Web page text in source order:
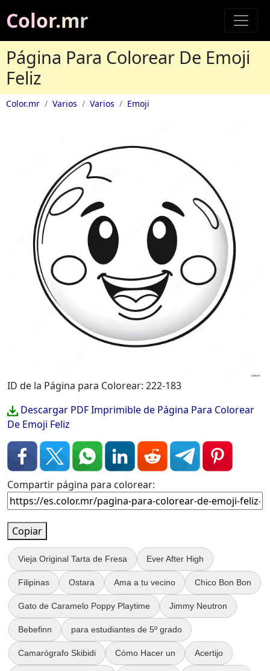
Color.mr
Página Para Colorear De Emoji
Feliz
Color.mr Varios Varios Emoji
ID de la Página para Colorear: 222-183
Descargar PDF Imprimible de Página Para Colorear
De Emoji Feliz
Compartir página para colorear:
Copiar
Vieja Original Tarta de Fresa Ever After High
Filipinas Ostara Ama a tu vecino Chico Bon Bon
Gato de Caramelo Poppy Playtime Jimmy Neutron
Bebefinn para estudiantes de 5º grado
Camarógrafo Skibidi Cómo Hacer un Acertijo